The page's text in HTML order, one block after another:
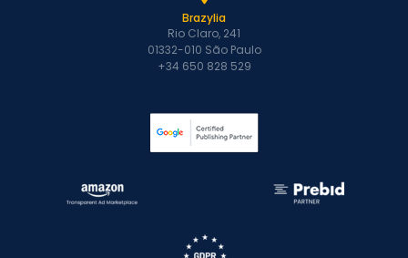
Brazylia
Rio Claro, 241
01332-010 São Paulo
+34 650 828 529